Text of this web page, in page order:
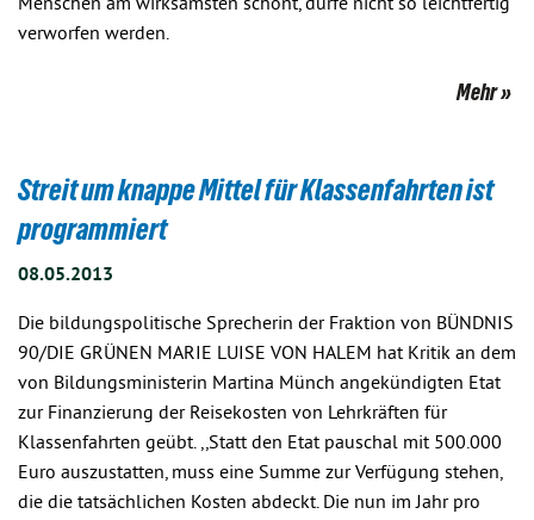
Menschen am wirksamsten schont, dürfe nicht so leichtfertig
verworfen werden.
Mehr
Streit um knappe Mittel für Klassenfahrten ist
programmiert
08.05.2013
Die bildungspolitische Sprecherin der Fraktion von BÜNDNIS
90/DIE GRÜNEN MARIE LUISE VON HALEM hat Kritik an dem
von Bildungsministerin Martina Münch angekündigten Etat
zur Finanzierung der Reisekosten von Lehrkräften für
Klassenfahrten geübt. ,,Statt den Etat pauschal mit 500.000
Euro auszustatten, muss eine Summe zur Verfügung stehen,
die die tatsächlichen Kosten abdeckt. Die nun im Jahr pro